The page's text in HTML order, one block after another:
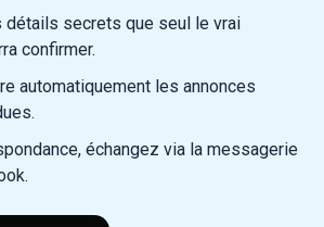
détails secrets que seul le vrai
confirmer.
automatiquement les annonces
échangez via la messagerie